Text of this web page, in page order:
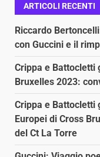
ARTICOLI RECENTI
Riccardo
con Guccini e il
Crippa e Battocletti
Bruxelles 2023:
Crippa e Battocletti
Europei di Cross
del Ct La Torre